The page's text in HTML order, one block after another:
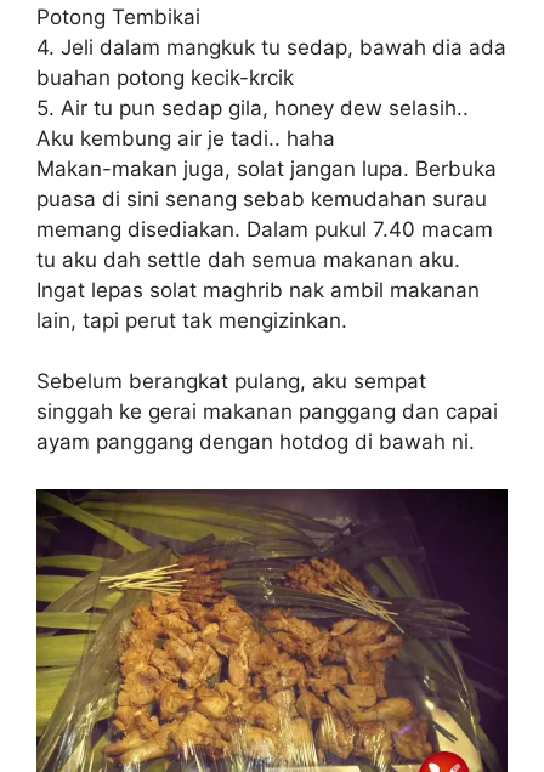
Potong Tembikai
4. Jeli dalam mangkuk tu sedap, bawah dia ada
buahan potong kecik-krcik
5. Air tu pun sedap gila, honey dew selasih..
Aku kembung air je tadi.. haha
Makan-makan juga, solat jangan lupa. Berbuka
puasa di sini senang sebab kemudahan surau
memang disediakan. Dalam pukul 7.40 macam
tu aku dah settle dah semua makanan aku.
Ingat lepas solat maghrib nak ambil makanan
lain, tapi perut tak mengizinkan.
Sebelum berangkat pulang, aku sempat
singgah ke gerai makanan panggang dan capai
ayam panggang dengan hotdog di bawah ni.